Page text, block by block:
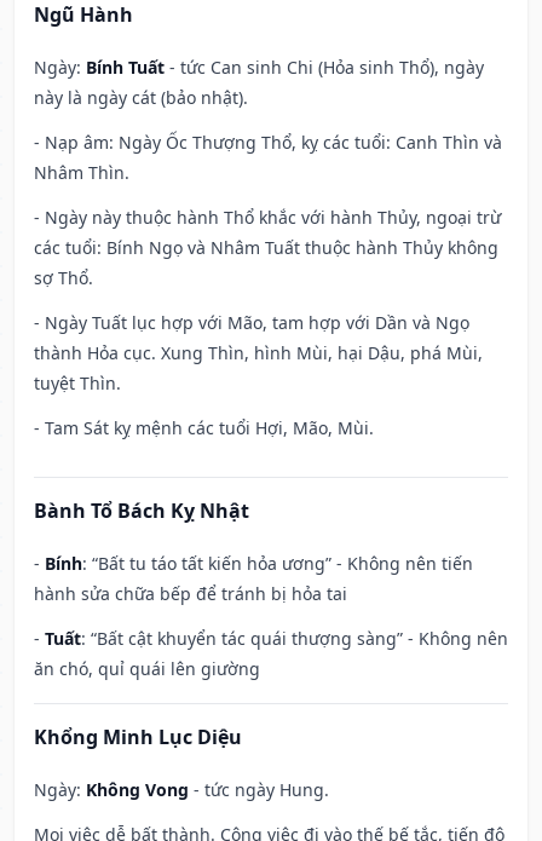
Ngũ Hành
Ngày: Bính Tuất - tức Can sinh Chi (Hỏa sinh Thổ), ngày
này là ngày cát (bảo nhật).
- Nạp âm: Ngày Ốc Thượng Thổ, kỵ các tuổi: Canh Thìn và
Nhâm Thìn.
- Ngày này thuộc hành Thổ khắc với hành Thủy, ngoại trừ
các tuổi: Bính Ngọ và Nhâm Tuất thuộc hành Thủy không
sợ Thổ.
- Ngày Tuất lục hợp với Mão, tam hợp với Dần và Ngọ
thành Hỏa cục. Xung Thìn, hình Mùi, hại Dậu, phá Mùi,
tuyệt Thìn.
- Tam Sát kỵ mệnh các tuổi Hợi, Mão, Mùi.
Bành Tổ Bách Kỵ Nhật
- Bính: “Bất tu táo tất kiến hỏa ương” - Không nên tiến
hành sửa chữa bếp để tránh bị hỏa tai
- Tuất: “Bất cật khuyển tác quái thượng sàng” - Không nên
ăn chó, quỉ quái lên giường
Khổng Minh Lục Diệu
Ngày: Không Vong - tức ngày Hung.
Mọi việc dễ bất thành. Công việc đi vào thế bế tắc, tiến độ